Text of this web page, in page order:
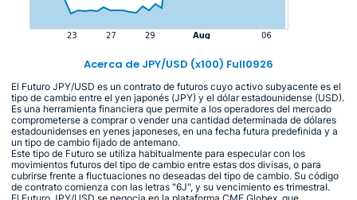
Acerca de JPY/USD (x100) Full0926
El Futuro JPY/USD es un contrato de futuros cuyo activo subyacente es el
tipo de cambio entre el yen japonés (JPY) y el dólar estadounidense (USD).
Es una herramienta financiera que permite a los operadores del mercado
comprometerse a comprar o vender una cantidad determinada de dólares
estadounidenses en yenes japoneses, en una fecha futura predefinida y a
un tipo de cambio fijado de antemano.
Este tipo de Futuro se utiliza habitualmente para especular con los
movimientos futuros del tipo de cambio entre estas dos divisas, o para
cubrirse frente a fluctuaciones no deseadas del tipo de cambio. Su código
de contrato comienza con las letras "6J", y su vencimiento es trimestral.